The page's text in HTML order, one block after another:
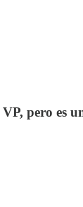
pero es